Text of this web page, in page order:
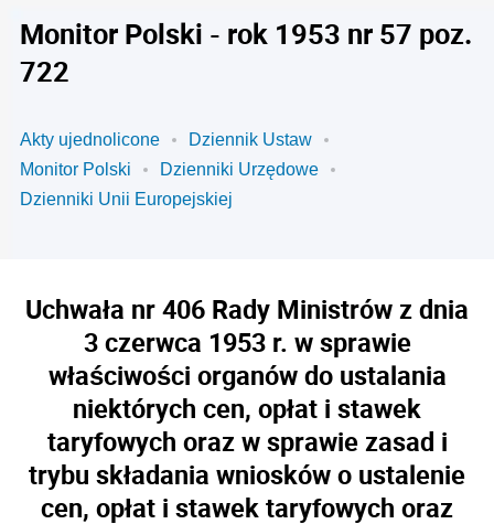
Monitor Polski - rok 1953 nr 57 poz.
722
Akty ujednolicone
Dziennik Ustaw
Monitor Polski
Dzienniki Urzędowe
Dzienniki Unii Europejskiej
Uchwała nr 406 Rady Ministrów z dnia
3 czerwca 1953 r. w sprawie
właściwości organów do ustalania
niektórych cen, opłat i stawek
taryfowych oraz w sprawie zasad i
trybu składania wniosków o ustalenie
cen, opłat i stawek taryfowych oraz